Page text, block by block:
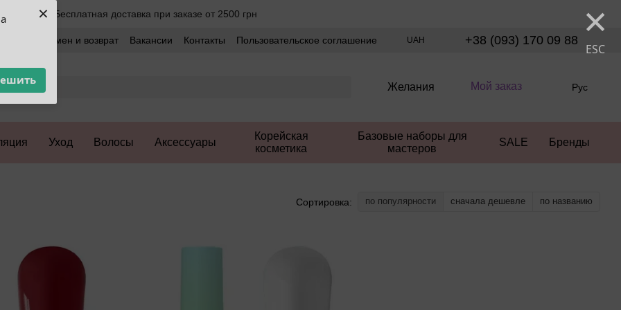
× ×
ESC
Бесплатная доставка при заказе от 2500 грн
Обмен и возврат Вакансии Контакты
Пользовательское соглашение
UAH +38 (093) 170 09 88
Желания Мой заказ Рус
Уход Волосы Аксессуары
Корейская
косметика
Базовые наборы для
мастеров
SALE Бренды
Сортировка: по популярности сначала дешевле по названию